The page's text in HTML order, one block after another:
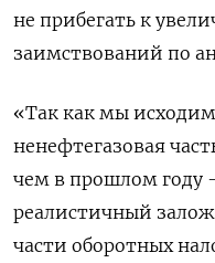
не прибегать к
заимствований по
«Так как мы
‍ненефтегазовая
чем в прошлом году
реалистичный
части оборотных